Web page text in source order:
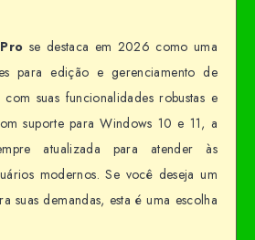
se destaca em 2026 como uma
para edição e gerenciamento de
com suas funcionalidades robustas e
suporte para Windows 10 e 11, a
atualizada para atender às
modernos. Se você deseja um
suas demandas, esta é uma escolha